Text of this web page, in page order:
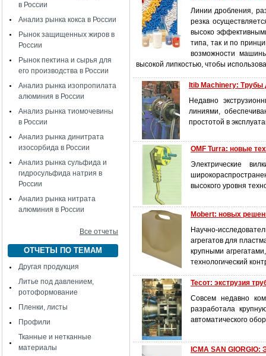
в России
Анализ рынка кокса в России
Рынок защищенных жиров в
России
Рынок пектина и сырья для
его производства в России
Анализ рынка изопропилата
алюминия в России
Анализ рынка тиомочевины
в России
Анализ рынка динитрата
изосорбида в России
Анализ рынка сульфида и
гидросульфида натрия в
России
Анализ рынка нитрата
алюминия в России
Все отчеты
ОТЧЕТЫ ПО ТЕМАМ
Другая продукция
Литье под давлением,
ротоформование
Пленки, листы
Профили
Тканные и нетканные
материалы
Линии дробления,
резка
высоко
типа, так и по
возможности
высокой липкостью, чтобы
Itib Machinery: Трубы
Недавно
линиями,
простотой в
OMF Turra: новые
Электрические
высокого уровня
Mobert: новых
Научно-
агрегатов для
крупными
технологический
Тесот: экструзия
Совсем недавно
разработала
автоматического
ICMA SAN